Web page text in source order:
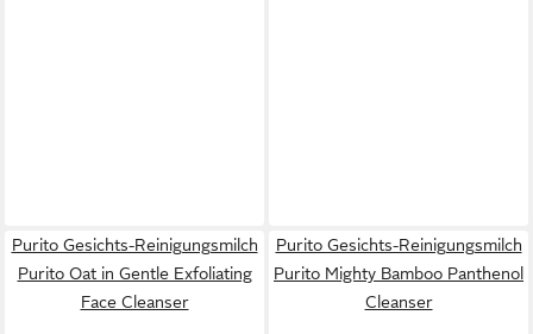
Purito Gesichts-Reinigungsmilch
Purito Oat in Gentle Exfoliating
Face Cleanser
Purito Gesichts-Reinigungsmilch
Purito Mighty Bamboo Panthenol
Cleanser